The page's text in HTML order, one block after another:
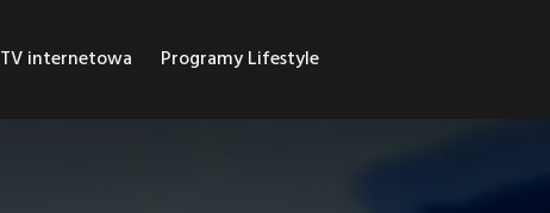
TV internetowa Programy Lifestyle